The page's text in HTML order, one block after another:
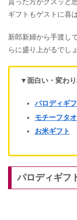
ギフトもゲストに喜
新郎新婦から手渡し
らに盛り上がるでしょ
▼面白い・変わ
パロディギ
モチーフタ
お米ギフト
パロディギフ